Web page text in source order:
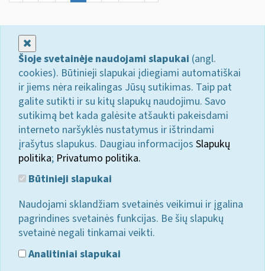
Šioje svetainėje naudojami slapukai (angl.
cookies). Būtinieji slapukai įdiegiami automatiškai
ir jiems nėra reikalingas Jūsų sutikimas. Taip pat
galite sutikti ir su kitų slapukų naudojimu. Savo
sutikimą bet kada galėsite atšaukti pakeisdami
interneto naršyklės nustatymus ir ištrindami
įrašytus slapukus. Daugiau informacijos Slapukų
politika; Privatumo politika.
Būtinieji slapukai
Naudojami sklandžiam svetainės veikimui ir įgalina
pagrindines svetainės funkcijas. Be šių slapukų
svetainė negali tinkamai veikti.
Analitiniai slapukai